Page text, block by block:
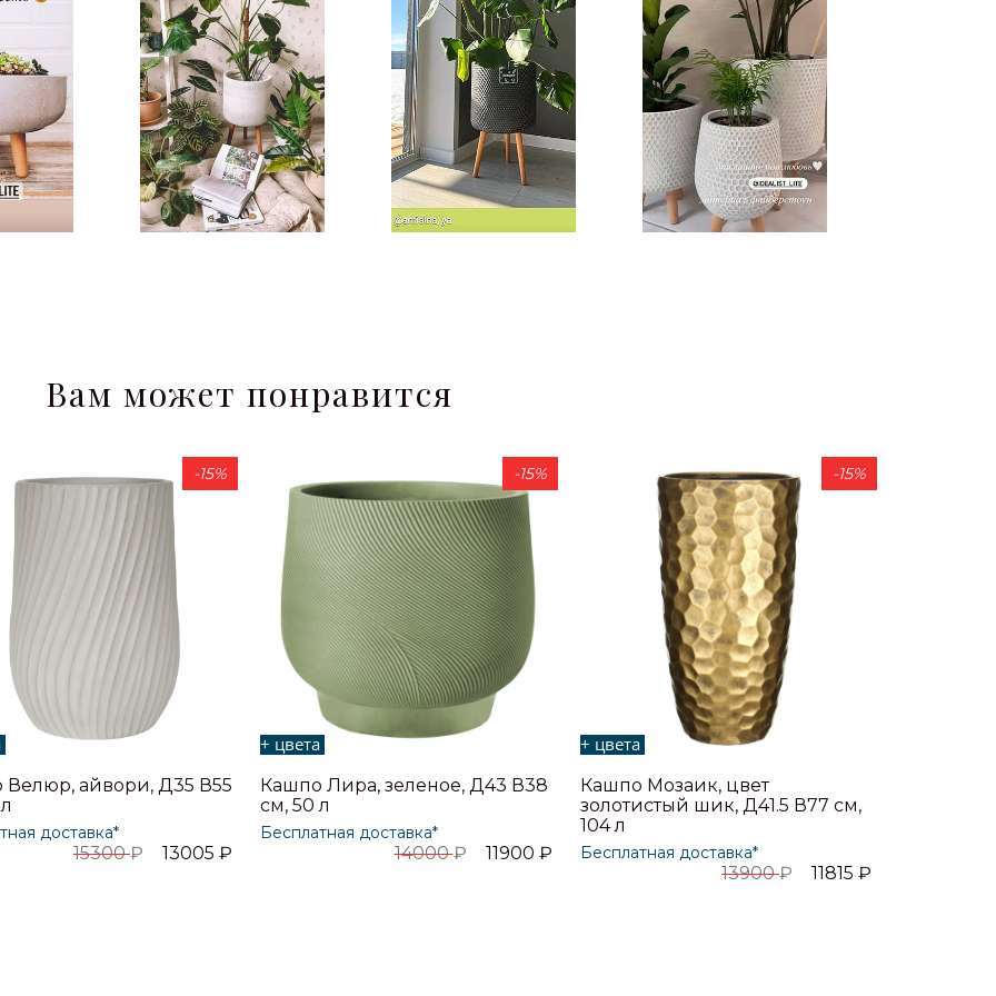
Вам может понравится
-15%
айвори, Д35 В55
доставка*
15300₽ 13005 ₽
-15%
+ цвета
Кашпо Лира, зеленое, Д43 В38
см, 50 л
Бесплатная доставка*
14000₽ 11900 ₽
-15%
+ цвета
Кашпо Мозаик, цвет
золотистый шик, Д41.5 В77 см,
104 л
Бесплатная доставка*
13900₽ 11815 ₽